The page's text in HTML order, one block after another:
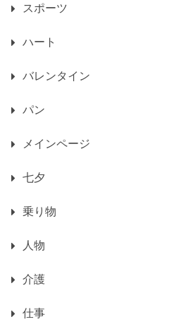
スポーツ
ハート
バレンタイン
パン
メインページ
七夕
乗り物
人物
介護
仕事